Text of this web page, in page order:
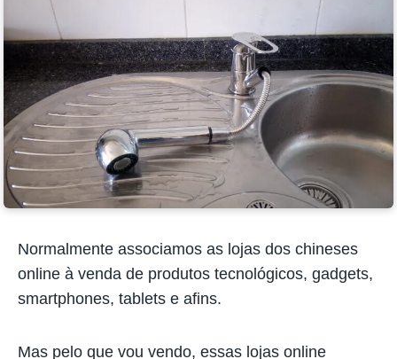
Normalmente associamos as lojas dos chineses
online à venda de produtos tecnológicos, gadgets,
smartphones, tablets e afins.
Mas pelo que vou vendo, essas lojas online